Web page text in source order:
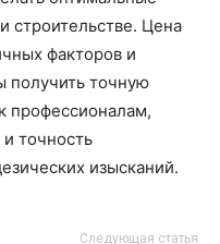
строительстве. Цена
факторов и
получить точную
профессионалам,
и точность
изысканий.
Следующая статья